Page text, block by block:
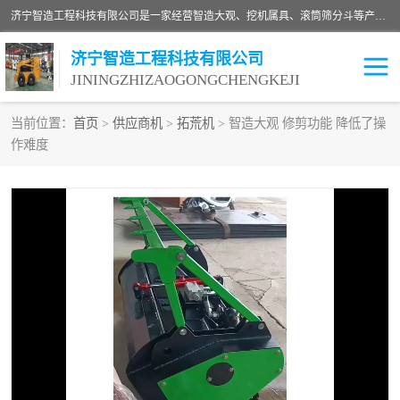
济宁智造工程科技有限公司是一家经营智造大观、挖机属具、滚筒筛分斗等产品的滑移装载机厂家。济宁智造工程科技有限公司奉行以质量赢得用户，诚信为本，互利共赢的宗旨，依靠雄厚的技术力量，科学的管理制度，先进的加工检测设备，始终坚持以客户为中心，免费咨询！
济宁智造工程科技有限公司
JININGZHIZAOGONGCHENGKEJI
当前位置： 首页 > 供应商机 > 拓荒机 > 智造大观 修剪功能 降低了操
作难度
振动夯
移动破碎机
粉碎钳
土壤修复
开沟机
破碎机